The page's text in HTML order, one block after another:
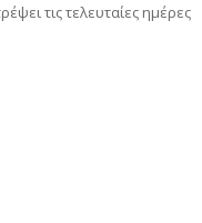
τις τελευταίες ημέρες